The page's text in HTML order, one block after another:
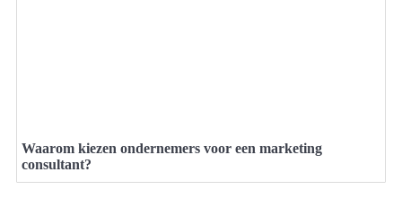
Waarom kiezen ondernemers voor een marketing
consultant?